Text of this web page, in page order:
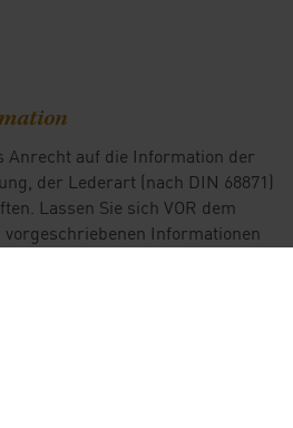
Anrecht auf die Information der
der Lederart (nach DIN 68871)
Lassen Sie sich VOR dem
Informationen